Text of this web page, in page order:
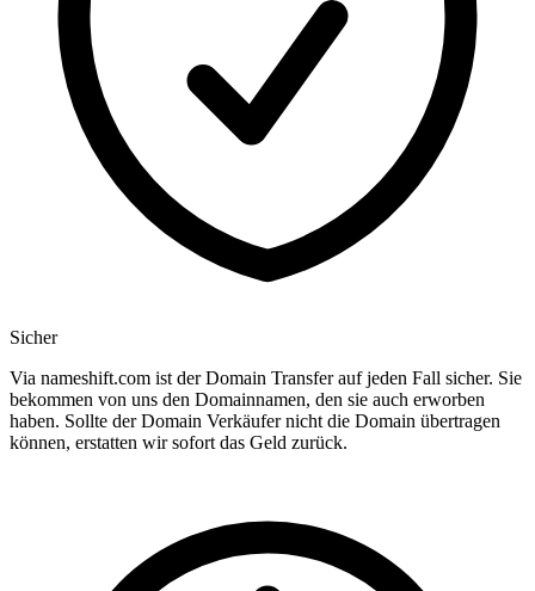
Sicher
Via nameshift.com ist der Domain Transfer auf jeden Fall sicher. Sie
bekommen von uns den Domainnamen, den sie auch erworben
haben. Sollte der Domain Verkäufer nicht die Domain übertragen
können, erstatten wir sofort das Geld zurück.